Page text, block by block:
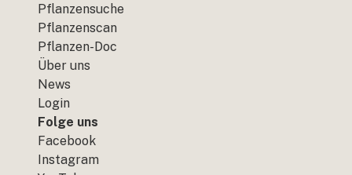
Pflanzensuche
Pflanzenscan
Pflanzen-Doc
Über uns
News
Login
Folge uns
Facebook
Instagram